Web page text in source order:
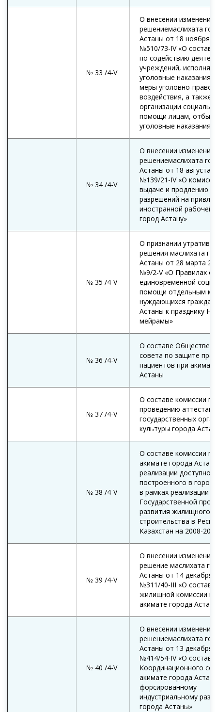
№ 33 /4-V
О внесении изменений
решениемаслихата
Астаны от 18 ноября
№510/73-IV «О
по содействию
учреждений,
уголовные наказания
меры уголовно-
воздействия, а также
организации
помощи лицам,
уголовные наказания»
№ 34 /4-V
О внесении изменений
решениемаслихата
Астаны от 18 августа
№139/21-IV «О
выдаче и продлению
разрешений на
иностранной рабочей
город Астану»
№ 35 /4-V
О признании
решения маслихата
Астаны от 28 марта
№9/2-V «О Правилах
единовременной
помощи отдельным
нуждающихся граждан
Астаны к празднику
мейрамы»
№ 36 /4-V
О составе
совета по защите прав
пациентов при
Астаны
№ 37 /4-V
О составе комиссии по
проведению
государственных
культуры города
№ 38 /4-V
О составе комиссии
акимате города
реализации
построенного в
в рамках реализации
Государственной
развития жилищного
строительства в
Казахстан на 2008-
№ 39 /4-V
О внесении изменения
решение маслихата
Астаны от 14 декабря
№311/40-III «О составе
жилищной комиссии
акимате города
№ 40 /4-V
О внесении изменений
решениемаслихата
Астаны от 13 декабря
№414/54-IV «О составе
Координационного
акимате города
форсированному
индустриальному
города Астаны»